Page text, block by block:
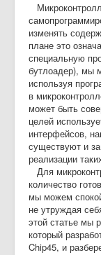
изменять
плане это
специальную
бутлоадер), мы
используя
в
может быть
целей
интерфейсов,
существуют и
реализации
Для
количество
мы можем
не утруждая
этой статье мы
который
Chip45, и